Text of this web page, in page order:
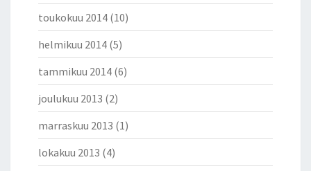
toukokuu 2014 (10)
helmikuu 2014 (5)
tammikuu 2014 (6)
joulukuu 2013 (2)
marraskuu 2013 (1)
lokakuu 2013 (4)